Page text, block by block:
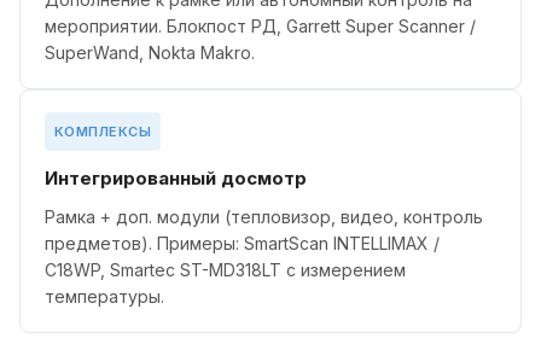
мероприятии. Блокпост РД, Garrett Super Scanner /
SuperWand, Nokta Makro.
КОМПЛЕКСЫ
Интегрированный досмотр
Рамка + доп. модули (тепловизор, видео, контроль
предметов). Примеры: SmartScan INTELLIMAX /
C18WP, Smartec ST-MD318LT с измерением
температуры.